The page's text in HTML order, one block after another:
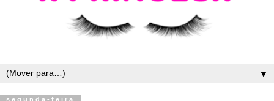
▼
segunda-feira